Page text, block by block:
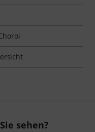
sehen?